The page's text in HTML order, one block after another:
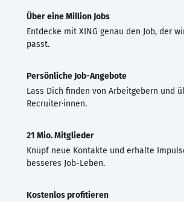
Über eine Million Jobs
Entdecke mit XING genau den Job, der
passt.
Persönliche Job-Angebote
Lass Dich finden von Arbeitgebern und
Recruiter·innen.
21 Mio. Mitglieder
Knüpf neue Kontakte und erhalte
besseres Job-Leben.
Kostenlos profitieren